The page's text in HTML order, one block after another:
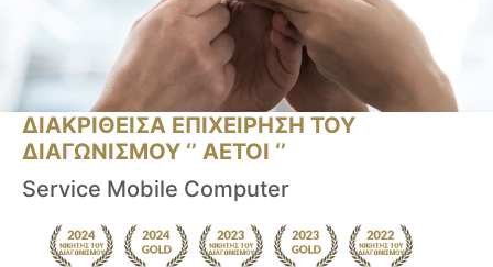
ΔΙΑΚΡΙΘΕΙΣΑ ΕΠΙΧΕΙΡΗΣΗ ΤΟΥ
ΔΙΑΓΩΝΙΣΜΟΥ ‘’ ΑΕΤΟΙ ‘’
Service Mobile Computer